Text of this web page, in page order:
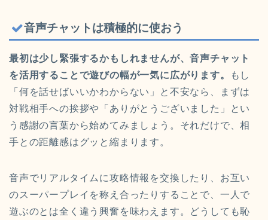
音声チャットは積極的に使おう
最初は少し緊張するかもしれませんが、音声チャット
を活用することで遊びの幅が一気に広がります。
もし
「何を話せばいいかわからない」と不安なら、まずは
対戦相手への挨拶や「ありがとうございました」とい
う感謝の言葉から始めてみましょう。それだけで、相
手との距離感はグッと縮まります。
音声でリアルタイムに攻略情報を交換したり、お互い
のスーパープレイを称え合ったりすることで、一人で
遊ぶのとは全く違う興奮を味わえます。どうしても恥